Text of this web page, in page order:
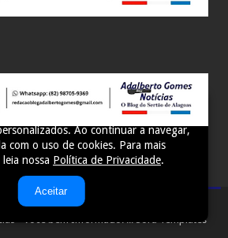
para melhorar sua experiência e
Ao continuar a navegar,
com o uso de cookies. Para mais
nossa Política de Privacidade.
Aceitar
- Você bem Informado! ...Sora Templates